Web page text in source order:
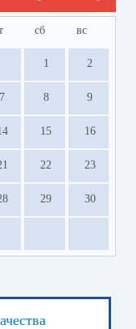
сб вс
1 2
7 8 9
15 16
22 23
29 30